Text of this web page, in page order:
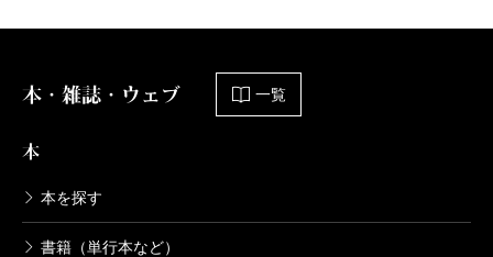
本・雑誌・ウェブ 一覧
本
本を探す
書籍（単行本など）